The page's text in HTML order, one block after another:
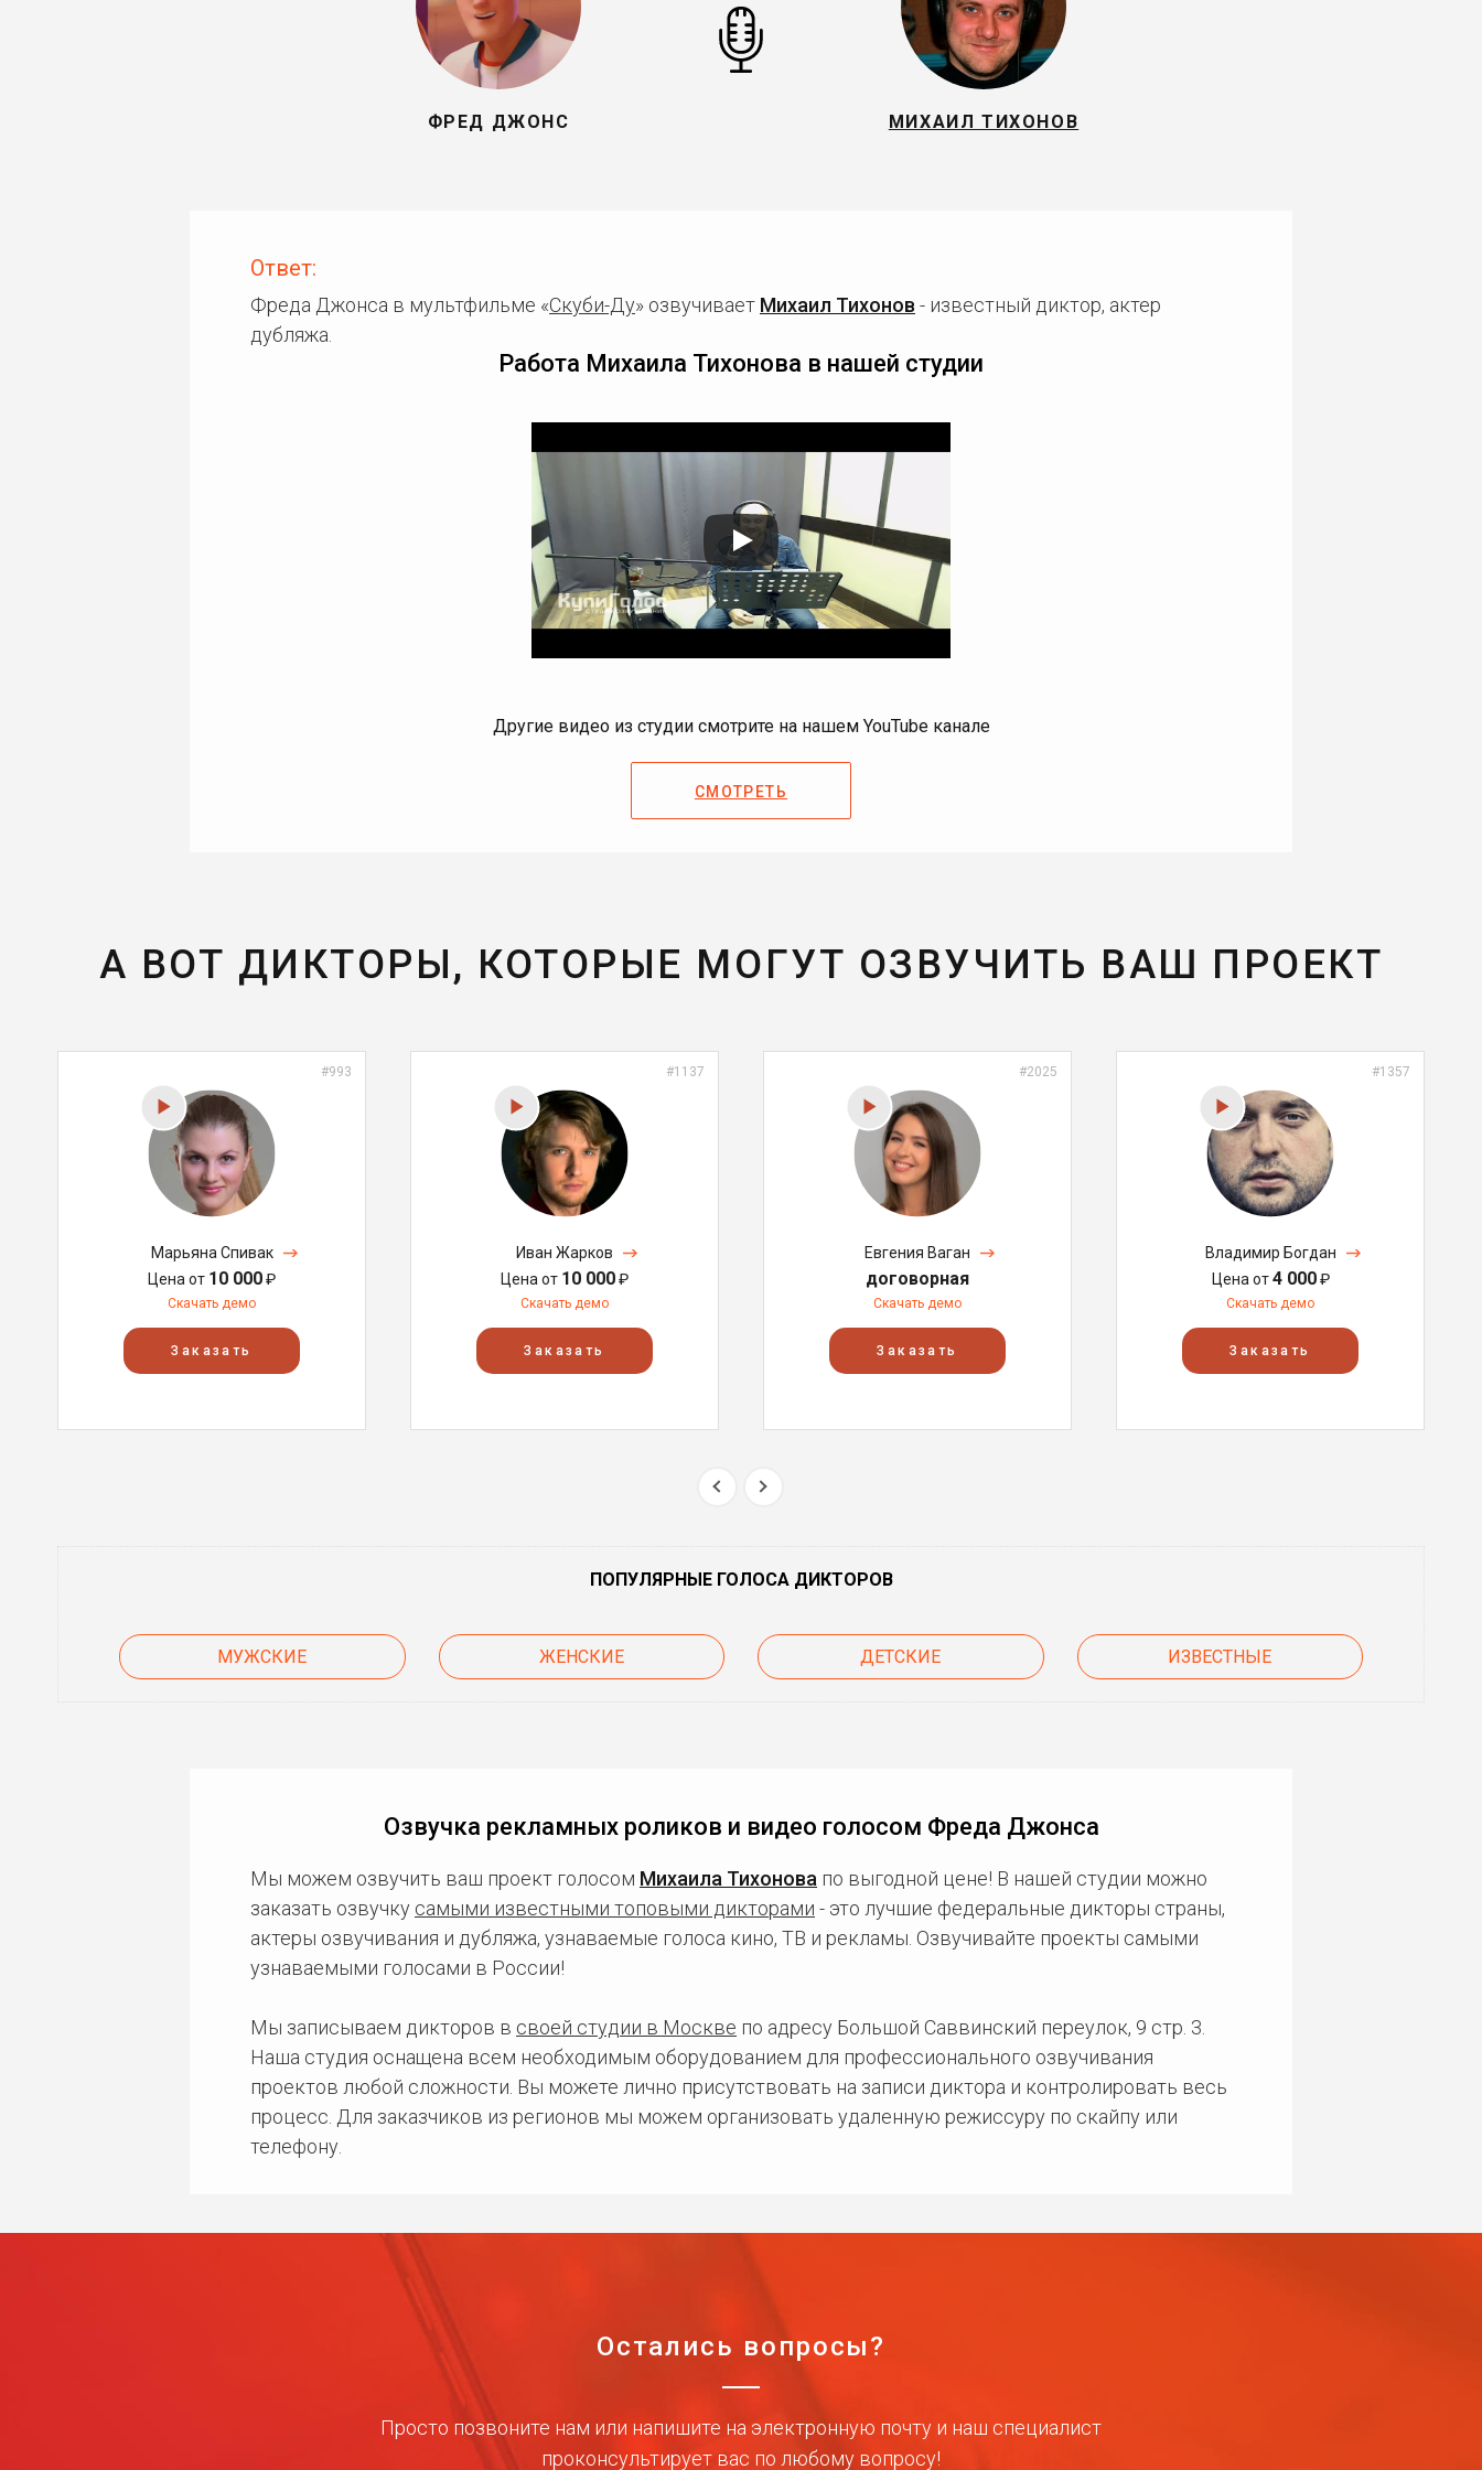
ФРЕД ДЖОНС МИХАИЛ ТИХОНОВ
Ответ:
Фреда Джонса в мультфильме «Скуби-Ду» озвучивает Михаил Тихонов - известный диктор, актер
дубляжа.
Работа Михаила Тихонова в нашей студии
Другие видео из студии смотрите на нашем YouTube канале
СМОТРЕТЬ
А ВОТ ДИКТОРЫ, КОТОРЫЕ МОГУТ ОЗВУЧИТЬ ВАШ ПРОЕКТ
#993
Марьяна Спивак
Цена от 10 000₽
Скачать демо
Заказать
#1137
Иван Жарков
Цена от 10 000₽
Скачать демо
Заказать
#2025
Евгения Ваган
договорная
Скачать демо
Заказать
#1357
Владимир Богдан
Цена от4 000₽
Скачать демо
Заказать
ПОПУЛЯРНЫЕ ГОЛОСА ДИКТОРОВ
МУЖСКИЕ ЖЕНСКИЕ ДЕТСКИЕ ИЗВЕСТНЫЕ
Озвучка рекламных роликов и видео голосом Фреда Джонса
Мы можем озвучить ваш проект голосом Михаила Тихонова по выгодной цене! В нашей студии можно
заказать озвучку самыми известными топовыми дикторами - это лучшие федеральные дикторы страны,
актеры озвучивания и дубляжа, узнаваемые голоса кино, ТВ и рекламы. Озвучивайте проекты самыми
узнаваемыми голосами в России!
Мы записываем дикторов в своей студии в Москве по адресу Большой Саввинский переулок, 9 стр. 3.
Наша студия оснащена всем необходимым оборудованием для профессионального озвучивания
проектов любой сложности. Вы можете лично присутствовать на записи диктора и контролировать весь
процесс. Для заказчиков из регионов мы можем организовать удаленную режиссуру по скайпу или
телефону.
Остались вопросы?
Просто позвоните нам или напишите на электронную почту и наш специалист
проконсультирует вас по любому вопросу!